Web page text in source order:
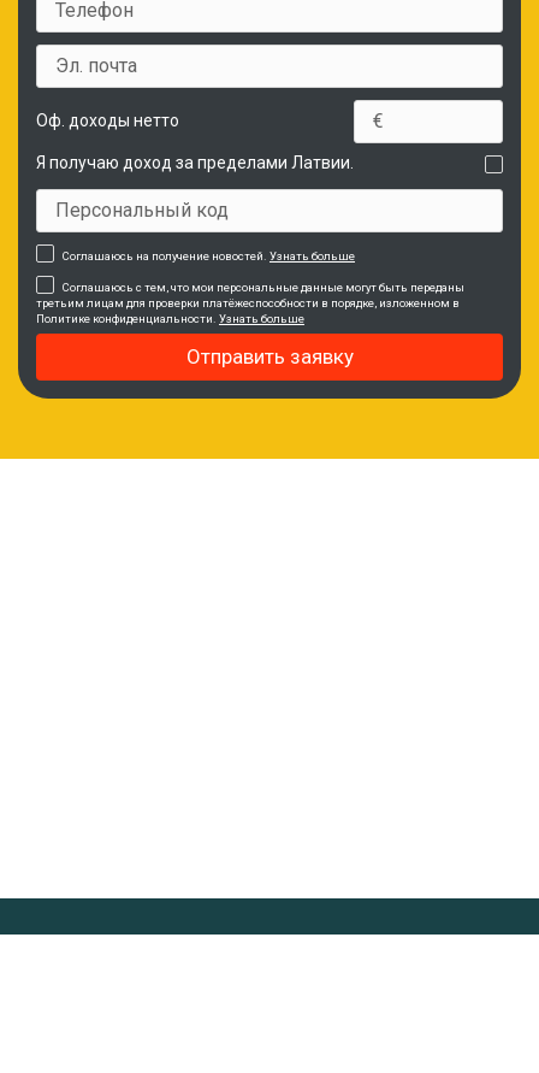
Оф. доходы нетто
Я получаю доход за пределами Латвии.
Соглашаюсь на получение новостей. Узнать больше
Соглашаюсь с тем, что мои персональные данные могут быть переданы
третьим лицам для проверки платёжеспособности в порядке, изложенном в
Политике конфиденциальности. Узнать больше
Отправить заявку